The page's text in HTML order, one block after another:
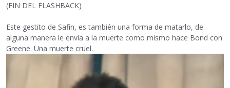
(FIN DEL FLASHBACK)
Este gestito de Safin, es también una forma de matarlo, de
alguna manera le envía a la muerte como mismo hace Bond con
Greene. Una muerte cruel.